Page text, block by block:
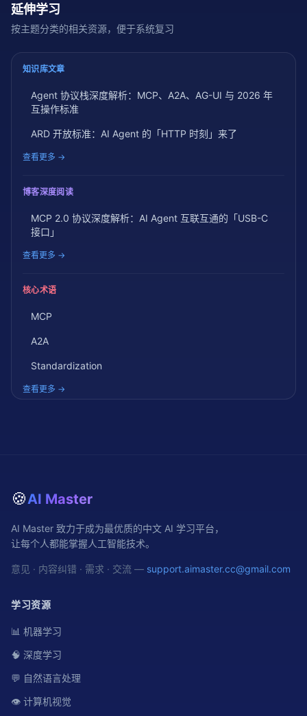
延伸学习
按主题分类的相关资源，便于系统复习
知识库文章
Agent 协议栈深度解析：MCP、A2A、AG-UI 与 2026 年
互操作标准
ARD 开放标准：AI Agent 的「HTTP 时刻」来了
查看更多 →
博客深度阅读
MCP 2.0 协议深度解析：AI Agent 互联互通的「USB-C
接口」
查看更多 →
核心术语
MCP
A2A
Standardization
查看更多 →
🍪AI Master
AI Master 致力于成为最优质的中文 AI 学习平台，
让每个人都能掌握人工智能技术。
意见 · 内容纠错 · 需求 · 交流 — support.aimaster.cc@gmail.com
学习资源
📊 机器学习
🧠 深度学习
💬 自然语言处理
👁️ 计算机视觉